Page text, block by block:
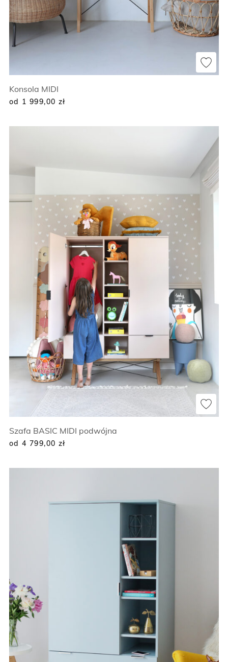
Konsola MIDI
od 1 999,00 zł
Szafa BASIC MIDI podwójna
od 4 799,00 zł